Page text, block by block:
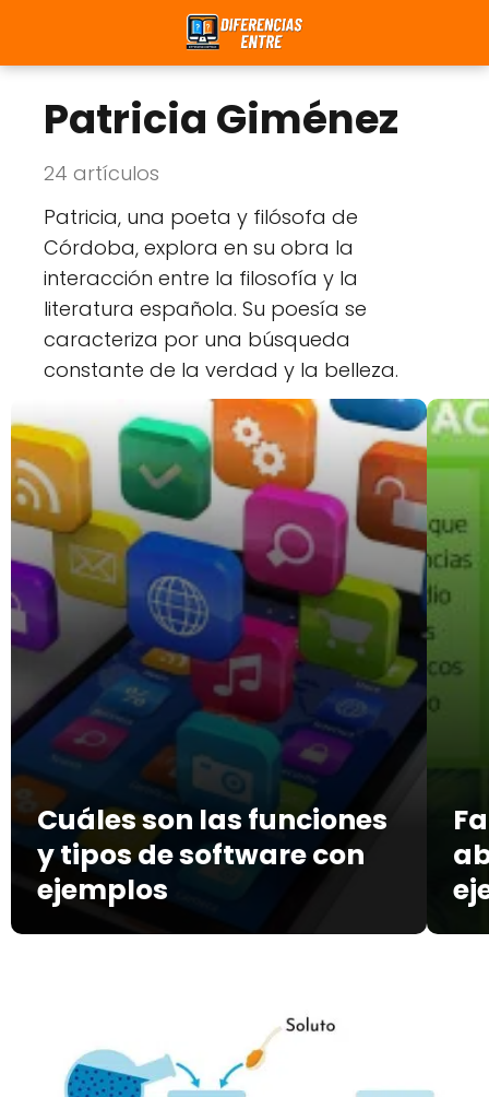
Patricia Giménez
24 artículos
Patricia, una poeta y filósofa de
Córdoba, explora en su obra la
interacción entre la filosofía y la
literatura española. Su poesía se
caracteriza por una búsqueda
constante de la verdad y la belleza.
Cuáles son las funciones
y tipos de software con
ejemplos